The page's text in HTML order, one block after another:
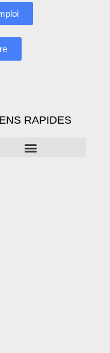
RAPIDES